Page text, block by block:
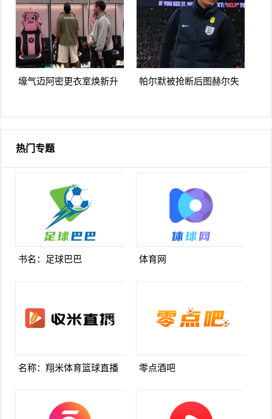
么
糕时刻
壕气迈阿密更衣室焕新升
帕尔默被抢断后图赫尔失
破门
热门专题
书名：足球巴巴 体育网
名称：翔米体育篮球直播 零点酒吧